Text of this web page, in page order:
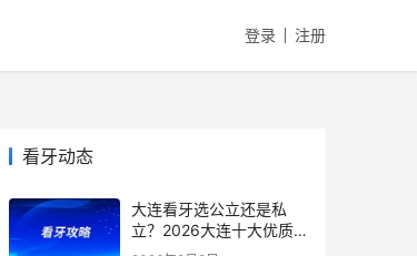
登录 注册
看牙动态
大连看牙选公立还是私
立？2026大连十大优质口
腔医院推荐：市口腔、大